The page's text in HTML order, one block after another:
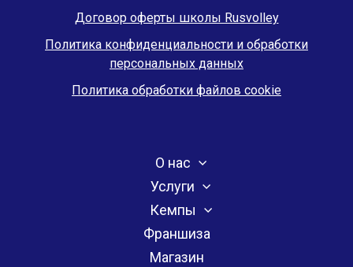
Договор оферты школы Rusvolley
Политика конфиденциальности и обработки
персональных данных
Политика обработки файлов cookie
О нас
Услуги
Кемпы
Франшиза
Магазин